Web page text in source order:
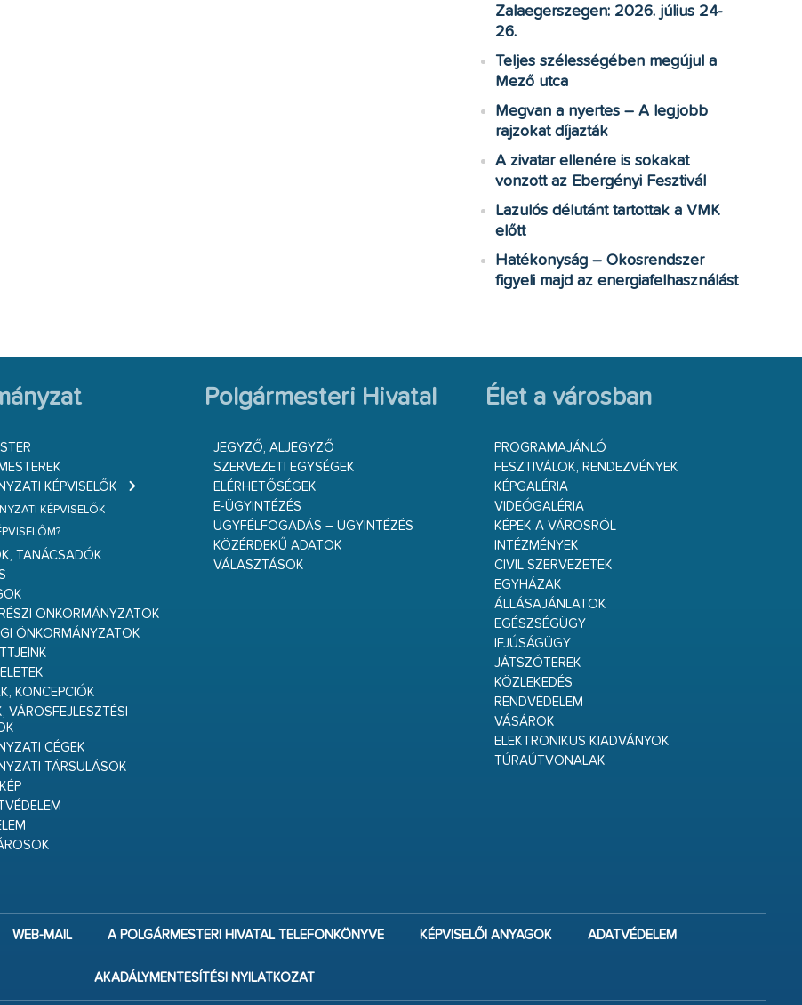
Zalaegerszegen: 2026. július 24-
26.
Teljes szélességében megújul a
Mező utca
Megvan a nyertes – A legjobb
rajzokat díjazták
A zivatar ellenére is sokakat
vonzott az Ebergényi Fesztivál
Lazulós délutánt tartottak a VMK
előtt
Hatékonyság – Okosrendszer
figyeli majd az energiafelhasználást
KÉPVISELŐK
KÉPVISELŐK
TANÁCSADÓK
ÖNKORMÁNYZATOK
ÖNKORMÁNYZATOK
KONCEPCIÓK
VÁROSFEJLESZTÉSI
CÉGEK
TÁRSULÁSOK
Polgármesteri Hivatal
JEGYZŐ, ALJEGYZŐ
SZERVEZETI EGYSÉGEK
ELÉRHETŐSÉGEK
E-ÜGYINTÉZÉS
ÜGYFÉLFOGADÁS – ÜGYINTÉZÉS
KÖZÉRDEKŰ ADATOK
VÁLASZTÁSOK
Élet a városban
PROGRAMAJÁNLÓ
FESZTIVÁLOK, RENDEZVÉNYEK
KÉPGALÉRIA
VIDEÓGALÉRIA
KÉPEK A VÁROSRÓL
INTÉZMÉNYEK
CIVIL SZERVEZETEK
EGYHÁZAK
ÁLLÁSAJÁNLATOK
EGÉSZSÉGÜGY
IFJÚSÁGÜGY
JÁTSZÓTEREK
KÖZLEKEDÉS
RENDVÉDELEM
VÁSÁROK
ELEKTRONIKUS KIADVÁNYOK
TÚRAÚTVONALAK
WEB-MAIL A POLGÁRMESTERI HIVATAL TELEFONKÖNYVE KÉPVISELŐI ANYAGOK ADATVÉDELEM
AKADÁLYMENTESÍTÉSI NYILATKOZAT